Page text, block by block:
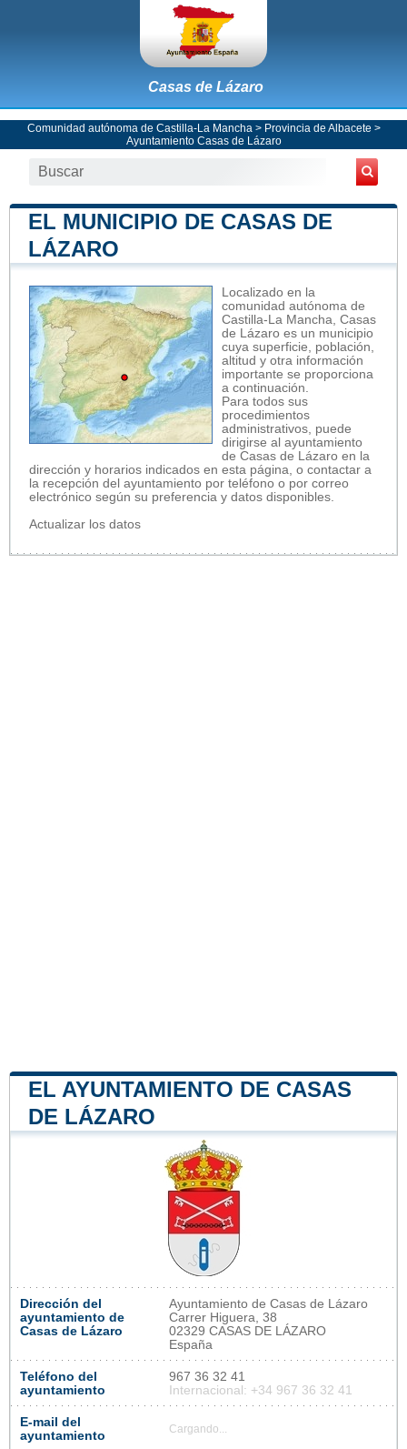
Casas de Lázaro
Comunidad autónoma de Castilla-La Mancha > Provincia de Albacete >
Ayuntamiento Casas de Lázaro
EL MUNICIPIO DE CASAS DE
LÁZARO
Localizado en la
comunidad autónoma de
Castilla-La Mancha, Casas
de Lázaro es un municipio
cuya superficie, población,
altitud y otra información
importante se proporciona
a continuación.
Para todos sus
procedimientos
administrativos, puede
dirigirse al ayuntamiento
de Casas de Lázaro en la
dirección y horarios indicados en esta página, o contactar a
la recepción del ayuntamiento por teléfono o por correo
electrónico según su preferencia y datos disponibles.
Actualizar los datos
EL AYUNTAMIENTO DE CASAS
DE LÁZARO
Dirección del
ayuntamiento de
Casas de Lázaro
Ayuntamiento de Casas de Lázaro
Carrer Higuera, 38
02329 CASAS DE LÁZARO
España
Teléfono del
ayuntamiento
967 36 32 41
Internacional: +34 967 36 32 41
E-mail del
ayuntamiento
Cargando...